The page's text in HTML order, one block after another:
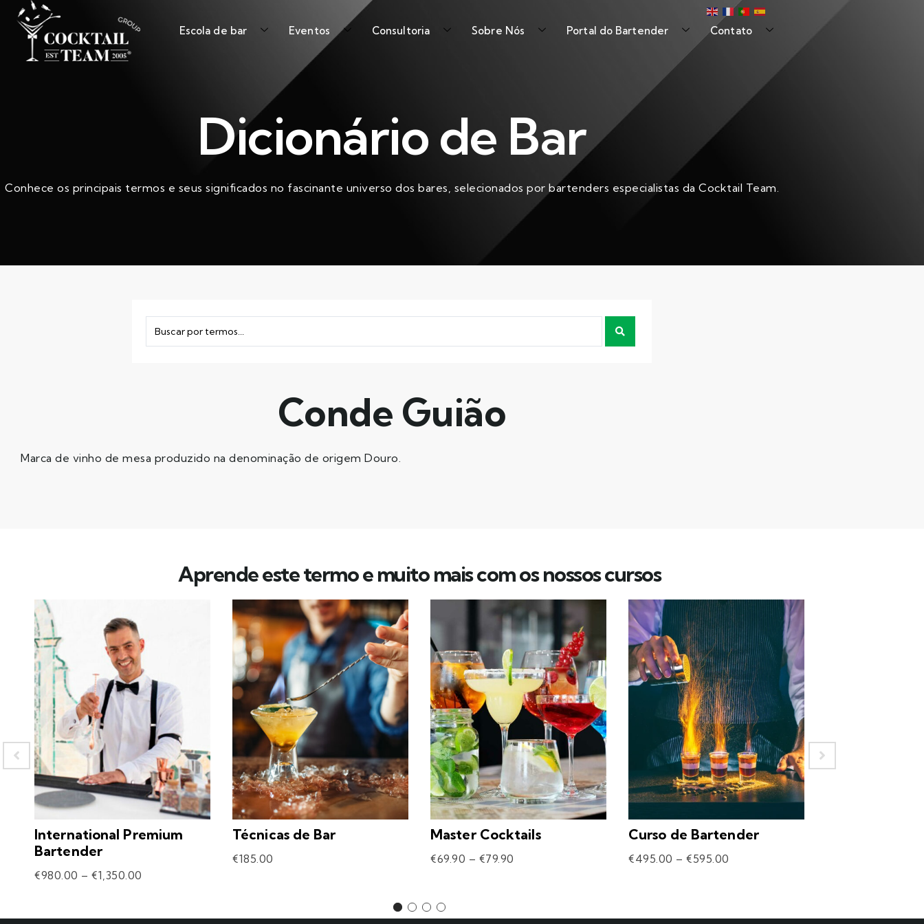
Escola de bar Eventos Consultoria Sobre Nós Portal do Bartender Contato
Dicionário de Bar
Conhece os principais termos e seus significados no fascinante universo dos bares, selecionados por bartenders especialistas da Cocktail Team.
Conde Guião
Marca de vinho de mesa produzido na denominação de origem Douro.
Aprende este termo e muito mais com os nossos cursos
International Premium
Bartender
€980.00 – €1,350.00
Técnicas de Bar
€185.00
Master Cocktails
€69.90 – €79.90
Curso de Bartender
€495.00 – €595.00